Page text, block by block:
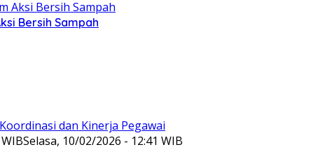
Bersih Sampah
Selasa, 10/02/2026 - 12:41 WIB